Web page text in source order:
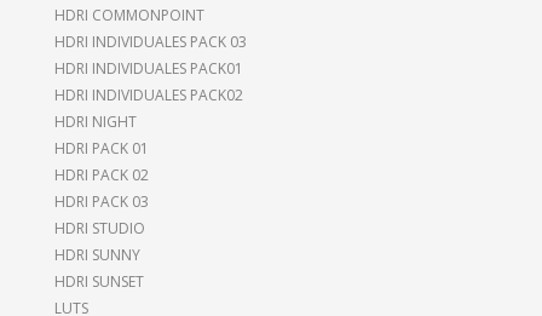
HDRI COMMONPOINT
HDRI INDIVIDUALES PACK 03
HDRI INDIVIDUALES PACK01
HDRI INDIVIDUALES PACK02
HDRI NIGHT
HDRI PACK 01
HDRI PACK 02
HDRI PACK 03
HDRI STUDIO
HDRI SUNNY
HDRI SUNSET
LUTS